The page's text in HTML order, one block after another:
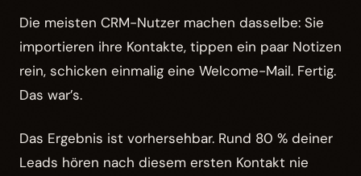
Die meisten CRM-Nutzer machen dasselbe: Sie
importieren ihre Kontakte, tippen ein paar Notizen
rein, schicken einmalig eine Welcome-Mail. Fertig.
Das war’s.
Das Ergebnis ist vorhersehbar. Rund 80 % deiner
Leads hören nach diesem ersten Kontakt nie